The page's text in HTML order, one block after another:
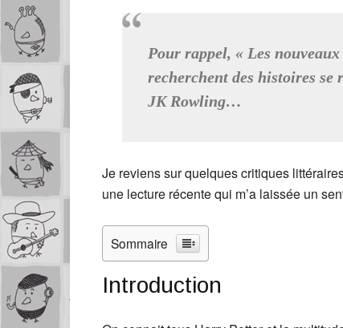
Pour rappel, « Les
recherchent des histoires se
JK Rowling…
Je reviens sur quelques critiques
une lecture récente qui m’a laissée un
Sommaire
Introduction